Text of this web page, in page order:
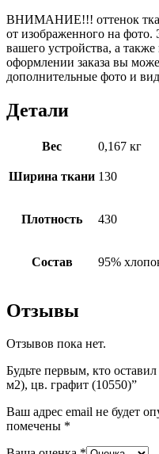
ВНИМАНИЕ!!! оттенок
от изображенного на фото.
вашего устройства, а
оформлении заказа вы
дополнительные фото и
Детали
Вес 0,167 кг
Ширина ткани 130
Плотность 430
Состав 95%
Отзывы
Отзывов пока нет.
Будьте первым, кто
м2), цв. графит (10550)”
Ваш адрес email не будет
помечены *